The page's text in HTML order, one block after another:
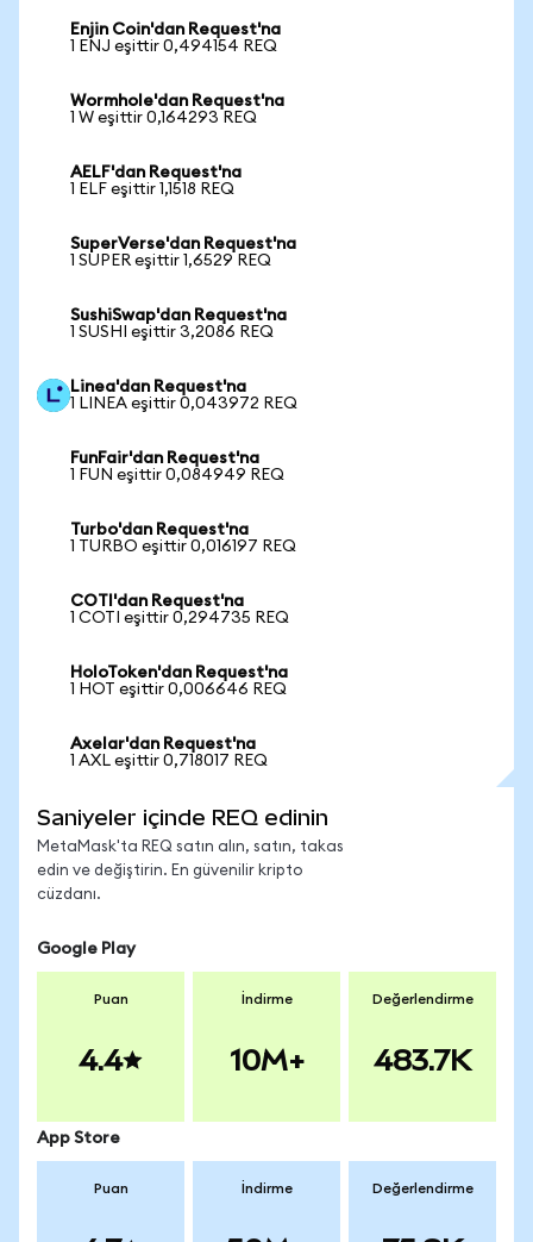
Enjin Coin'dan Request'na
1 ENJ eşittir 0,494154 REQ
Wormhole'dan Request'na
1 W eşittir 0,164293 REQ
AELF'dan Request'na
1 ELF eşittir 1,1518 REQ
SuperVerse'dan Request'na
1 SUPER eşittir 1,6529 REQ
SushiSwap'dan Request'na
1 SUSHI eşittir 3,2086 REQ
Linea'dan Request'na
1 LINEA eşittir 0,043972 REQ
FunFair'dan Request'na
1 FUN eşittir 0,084949 REQ
Turbo'dan Request'na
1 TURBO eşittir 0,016197 REQ
COTI'dan Request'na
1 COTI eşittir 0,294735 REQ
HoloToken'dan Request'na
1 HOT eşittir 0,006646 REQ
Axelar'dan Request'na
1 AXL eşittir 0,718017 REQ
Saniyeler içinde REQ edinin
MetaMask'ta REQ satın alın, satın, takas
edin ve değiştirin. En güvenilir kripto
cüzdanı.
Google Play
Puan
4.4
İndirme
10M+
Değerlendirme
483.7K
App Store
Puan İndirme Değerlendirme